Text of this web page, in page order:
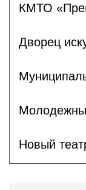
КМТО
Дворец
Новый